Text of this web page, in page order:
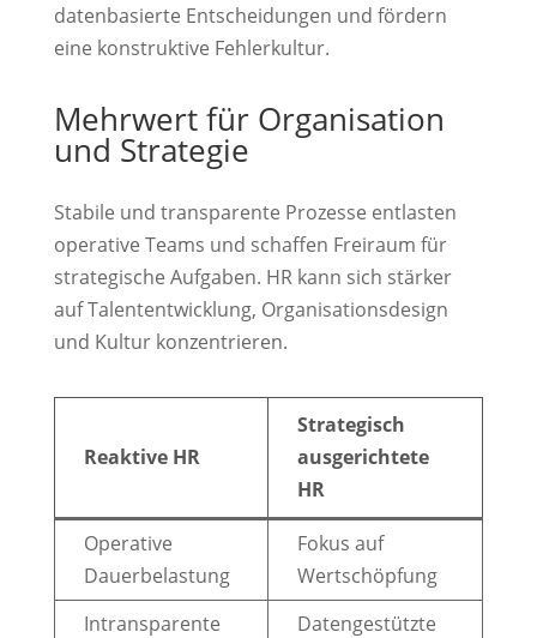
datenbasierte Entscheidungen und fördern
eine konstruktive Fehlerkultur.
Mehrwert für Organisation
und Strategie
Stabile und transparente Prozesse entlasten
operative Teams und schaffen Freiraum für
strategische Aufgaben. HR kann sich stärker
auf Talententwicklung, Organisationsdesign
und Kultur konzentrieren.
Reaktive HR
Strategisch
ausgerichtete
HR
Operative
Dauerbelastung
Fokus auf
Wertschöpfung
Intransparente
Datengestützte